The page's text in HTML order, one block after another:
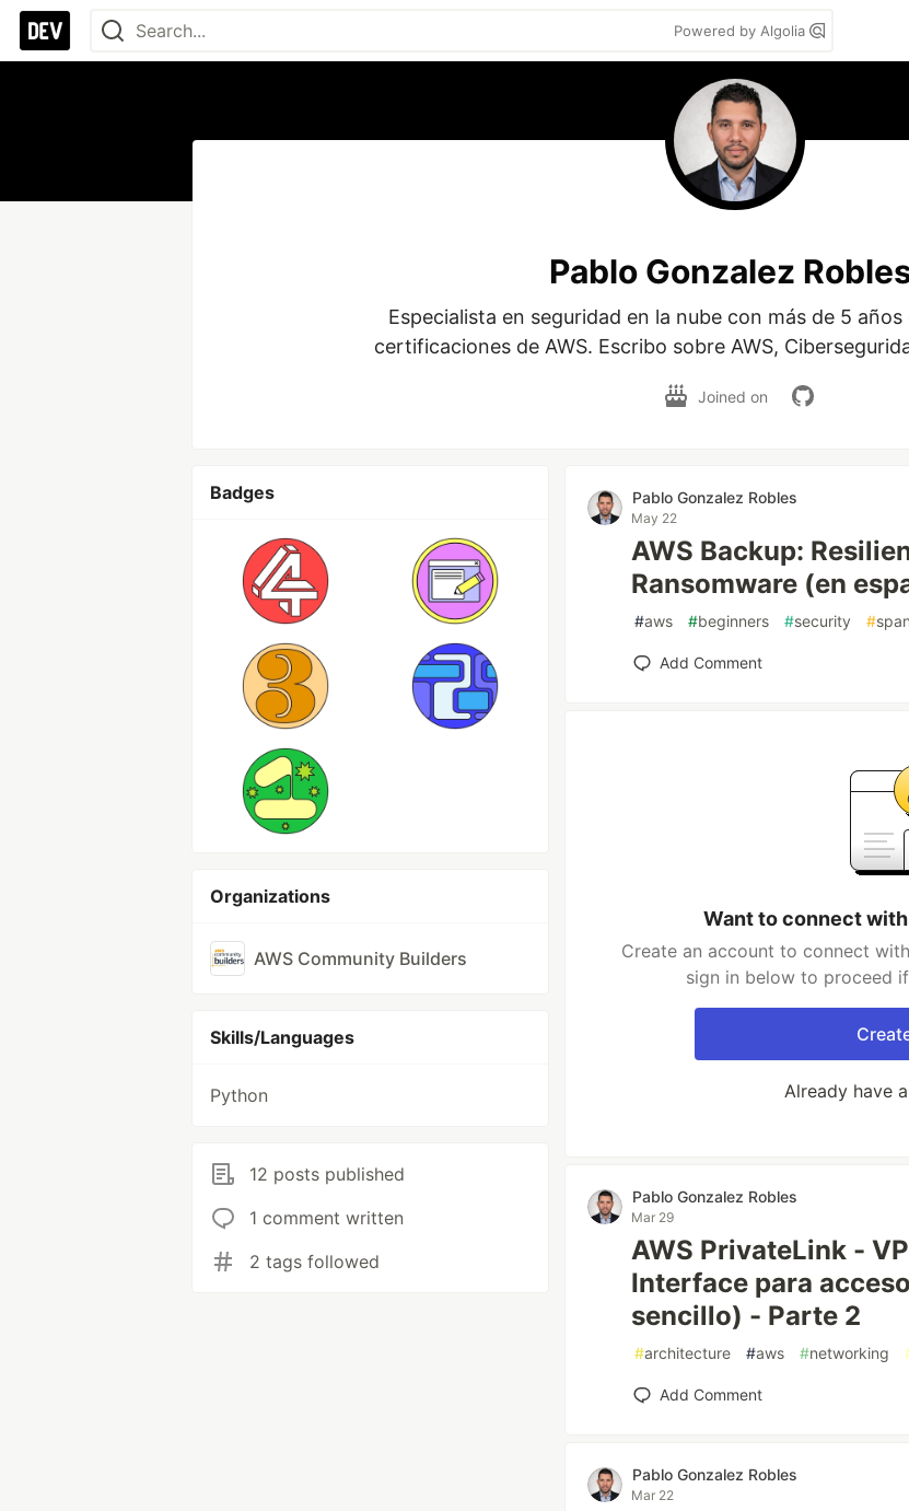
Powered by Algolia
Pablo Gonzalez
Especialista en seguridad en la nube con más de 5
certificaciones de AWS. Escribo sobre AWS,
Joined on
Badges
Organizations
AWS Community Builders
Skills/Languages
Python
12 posts published
1 comment written
2 tags followed
Pablo Gonzalez Robles
May 22
AWS Backup:
Ransomware (en
#aws #beginners #security #
Add Comment
Want to connect
Create an account to connect
sign in below to proceed
Already have
Pablo Gonzalez Robles
Mar 29
AWS PrivateLink -
Interface para
sencillo) - Parte 2
#architecture #aws #networking
Add Comment
Pablo Gonzalez Robles
Mar 22